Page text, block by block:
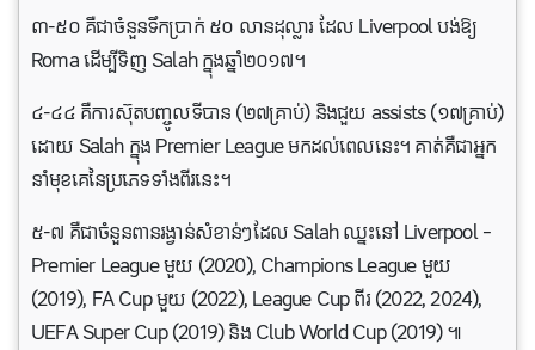
៣-៥០ គឺជាចំនួនទឹកប្រាក់ ៥០ លានដុល្លារ ដែល Liverpool បង់ឱ្យ
Roma ដើម្បីទិញ Salah ក្នុងឆ្នាំ២០១៧។
៤-៤៤ គឺការស៊ុតបញ្ចូលទីបាន (២៧គ្រាប់) និងជួយ assists (១៧គ្រាប់)
ដោយ Salah ក្នុង Premier League មកដល់ពេលនេះ។ គាត់គឺជាអ្នក
នាំមុខគេនៃប្រភេទទាំងពីរនេះ។
៥-៧ គឺជាចំនួនពានរង្វាន់សំខាន់ៗដែល Salah ឈ្នះនៅ Liverpool –
Premier League មួយ (2020), Champions League មួយ
(2019), FA Cup មួយ (2022), League Cup ពីរ (2022, 2024),
UEFA Super Cup (2019) និង Club World Cup (2019) ៕